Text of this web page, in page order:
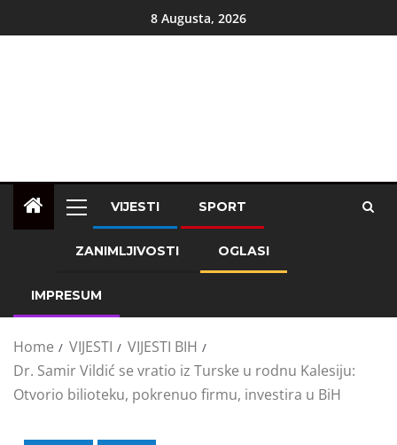
8 Augusta, 2026
VIJESTI SPORT
ZANIMLJIVOSTI OGLASI
IMPRESUM
Home VIJESTI
VIJESTI BIH
Dr. Samir Vildić se vratio iz Turske u rodnu Kalesiju:
Otvorio bilioteku, pokrenuo firmu, investira u BiH